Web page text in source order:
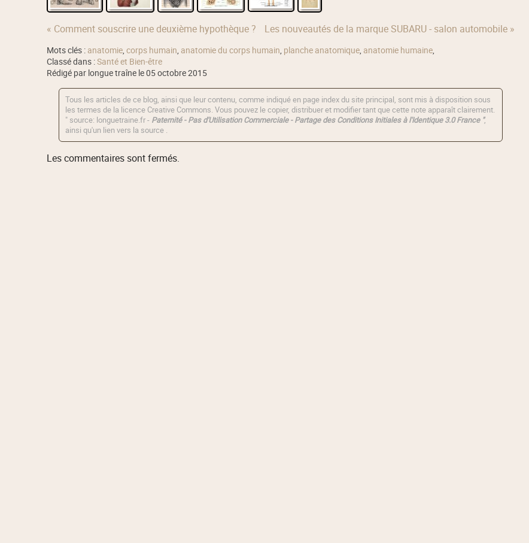
« Comment souscrire une deuxième hypothèque ? Les nouveautés de la marque SUBARU - salon automobile »
Mots clés : anatomie, corps humain, anatomie du corps humain, planche anatomique, anatomie humaine,
Classé dans :Santé et Bien-être
Rédigé par longue traîne le 05 octobre 2015
Tous les articles de ce blog, ainsi que leur contenu, comme indiqué en page index du site principal, sont mis à disposition sous
les termes de la licence Creative Commons. Vous pouvez le copier, distribuer et modifier tant que cette note apparaît clairement.
" source: longuetraine.fr - Paternité - Pas d'Utilisation Commerciale - Partage des Conditions Initiales à l'Identique 3.0 France ",
ainsi qu'un lien vers la source .
Les commentaires sont fermés.